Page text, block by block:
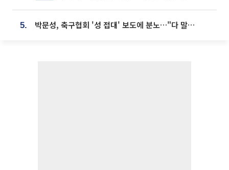
5. 박문성, 축구협회 '성 접대' 보도에 분노…"다 말아먹으려고 작정했나"